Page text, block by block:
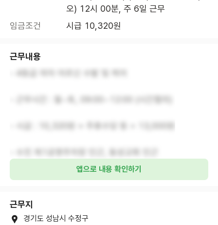
오) 12시 00분, 주 6일 근무
임금조건
시급 10,320원
근무내용
앱으로 내용 확인하기
근무지
경기도 성남시 수정구